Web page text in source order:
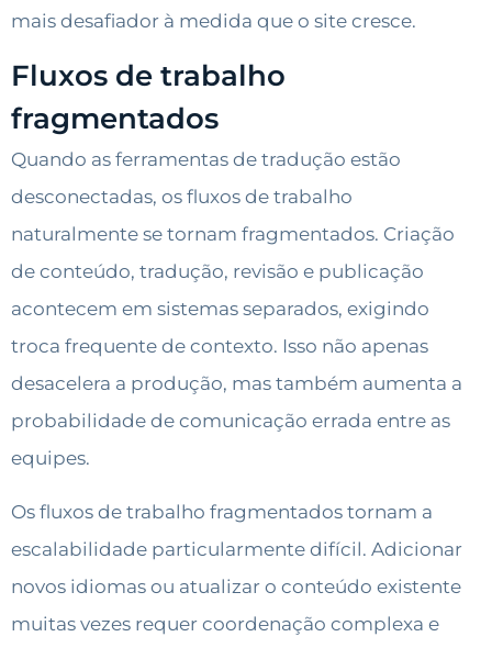
mais desafiador à medida que o site cresce.
Fluxos de trabalho
fragmentados
Quando as ferramentas de tradução estão
desconectadas, os fluxos de trabalho
naturalmente se tornam fragmentados. Criação
de conteúdo, tradução, revisão e publicação
acontecem em sistemas separados, exigindo
troca frequente de contexto. Isso não apenas
desacelera a produção, mas também aumenta a
probabilidade de comunicação errada entre as
equipes.
Os fluxos de trabalho fragmentados tornam a
escalabilidade particularmente difícil. Adicionar
novos idiomas ou atualizar o conteúdo existente
muitas vezes requer coordenação complexa e